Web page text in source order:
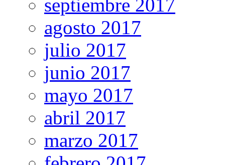
septiembre 2017
agosto 2017
julio 2017
junio 2017
mayo 2017
abril 2017
marzo 2017